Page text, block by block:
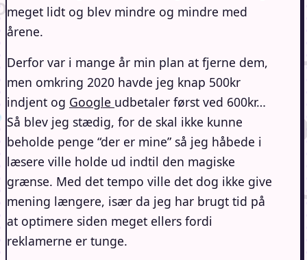
meget lidt og blev mindre og mindre med
årene.
Derfor var i mange år min plan at fjerne dem,
men omkring 2020 havde jeg knap 500kr
indjent og Google udbetaler først ved 600kr…
Så blev jeg stædig, for de skal ikke kunne
beholde penge “der er mine” så jeg håbede i
læsere ville holde ud indtil den magiske
grænse. Med det tempo ville det dog ikke give
mening længere, især da jeg har brugt tid på
at optimere siden meget ellers fordi
reklamerne er tunge.